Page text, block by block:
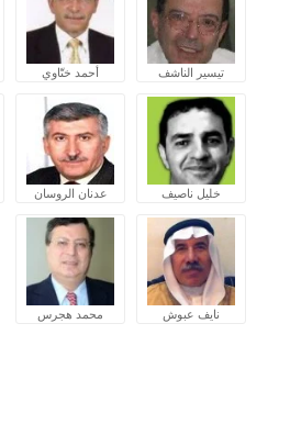
تيسير الناشف أحمد ختّاوي
خليل ناصيف عدنان الروسان
نايف عبوش محمد هجرس